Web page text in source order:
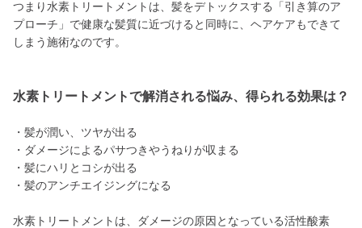
つまり水素トリートメントは、髪をデトックスする「引き算のア
プローチ」で健康な髪質に近づけると同時に、ヘアケアもできて
しまう施術なのです。
水素トリートメントで解消される悩み、得られる効果は？
・髪が潤い、ツヤが出る
・ダメージによるパサつきやうねりが収まる
・髪にハリとコシが出る
・髪のアンチエイジングになる
水素トリートメントは、ダメージの原因となっている活性酸素